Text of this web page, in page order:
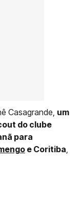
Casagrande, um
do clube
para
e Coritiba